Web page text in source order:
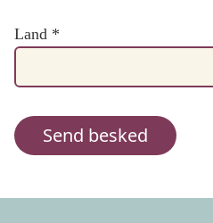
Land *